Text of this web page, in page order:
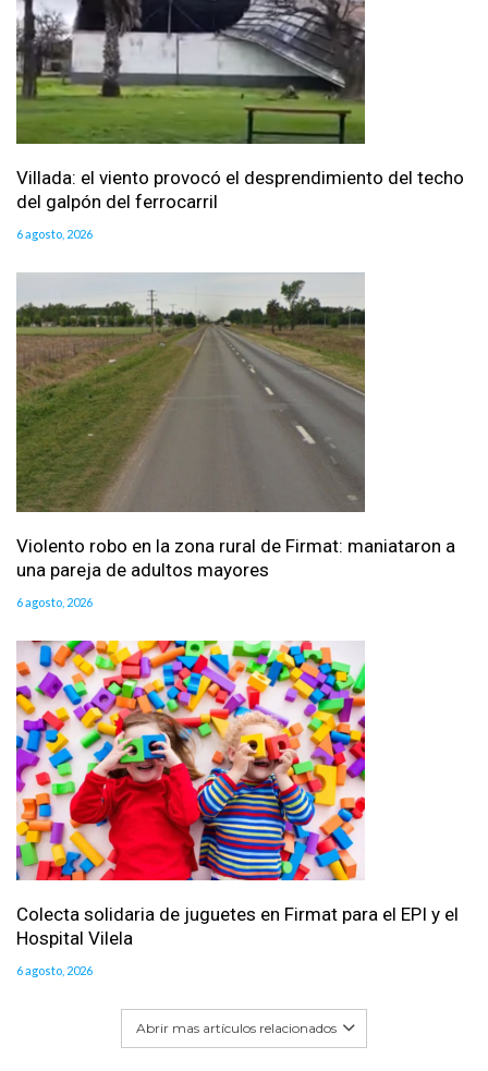
Villada: el viento provocó el desprendimiento del techo
del galpón del ferrocarril
6 agosto, 2026
Violento robo en la zona rural de Firmat: maniataron a
una pareja de adultos mayores
6 agosto, 2026
Colecta solidaria de juguetes en Firmat para el EPI y el
Hospital Vilela
6 agosto, 2026
Abrir mas artículos relacionados